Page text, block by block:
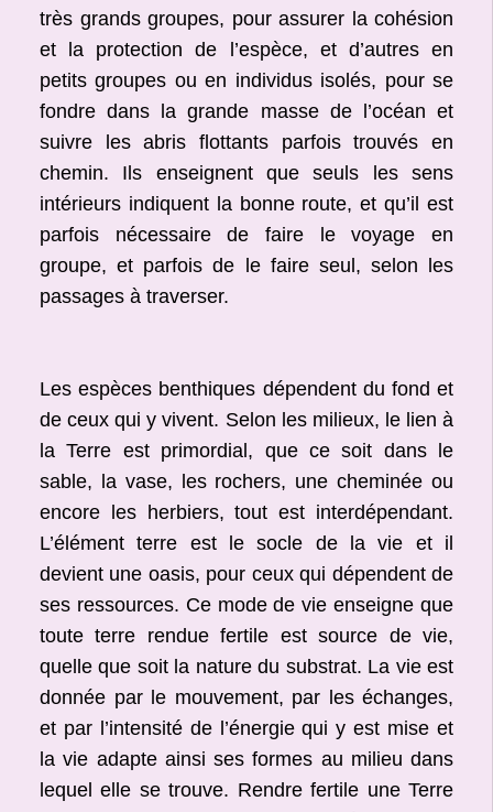
très grands groupes, pour assurer la cohésion
et la protection de l’espèce, et d’autres en
petits groupes ou en individus isolés, pour se
fondre dans la grande masse de l’océan et
suivre les abris flottants parfois trouvés en
chemin. Ils enseignent que seuls les sens
intérieurs indiquent la bonne route, et qu’il est
parfois nécessaire de faire le voyage en
groupe, et parfois de le faire seul, selon les
passages à traverser.
Les espèces benthiques dépendent du fond et
de ceux qui y vivent. Selon les milieux, le lien à
la Terre est primordial, que ce soit dans le
sable, la vase, les rochers, une cheminée ou
encore les herbiers, tout est interdépendant.
L’élément terre est le socle de la vie et il
devient une oasis, pour ceux qui dépendent de
ses ressources. Ce mode de vie enseigne que
toute terre rendue fertile est source de vie,
quelle que soit la nature du substrat. La vie est
donnée par le mouvement, par les échanges,
et par l’intensité de l’énergie qui y est mise et
la vie adapte ainsi ses formes au milieu dans
lequel elle se trouve. Rendre fertile une Terre